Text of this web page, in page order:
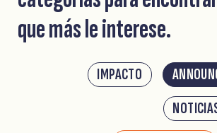
que más le interese.
IMPACTO